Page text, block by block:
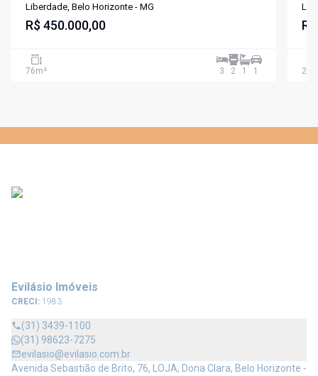
QUARTOS, 1 VAGA NO BAIRRO JARAGUÁ
Liberdade, Belo Horizonte - MG
R$ 450.000,00
76m² 3 2 1 1 223
Evilásio Imóveis
CRECI: 1983
(31) 3439-1100
(31) 98623-7275
evilasio@evilasio.com.br
Avenida Sebastião de Brito, 76, LOJA, Dona Clara, Belo Horizonte -